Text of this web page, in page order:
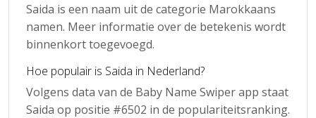
Saida is een naam uit de categorie Marokkaans
namen. Meer informatie over de betekenis wordt
binnenkort toegevoegd.
Hoe populair is Saida in Nederland?
Volgens data van de Baby Name Swiper app staat
Saida op positie #6502 in de populariteitsranking.